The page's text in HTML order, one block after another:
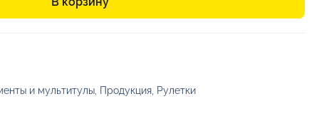
и мультитулы Продукция Рулетки